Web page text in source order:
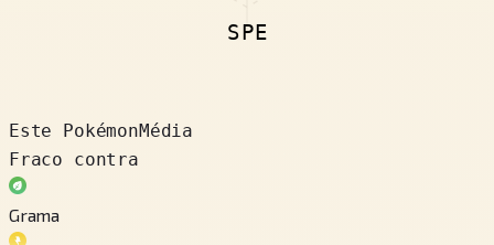
SPE
Este PokémonMédia
Fraco contra
Grama